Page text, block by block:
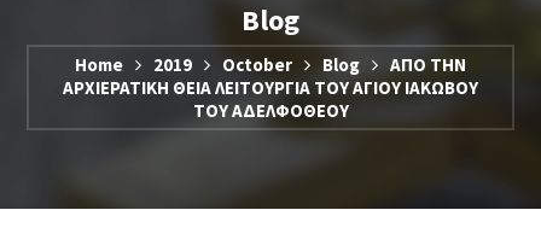
Blog
Home 2019 October Blog
ΑΠΟ ΤΗΝ
ΑΡΧΙΕΡΑΤΙΚΗ ΘΕΙΑ ΛΕΙΤΟΥΡΓΙΑ ΤΟΥ ΑΓΙΟΥ ΙΑΚΩΒΟΥ
ΤΟΥ ΑΔΕΛΦΟΘΕΟΥ